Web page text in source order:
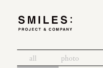
all photo